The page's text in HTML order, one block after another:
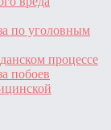
по уголовным
процессе
побоев